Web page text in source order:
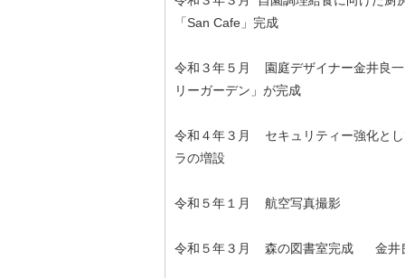
「San Cafe」完成
令和３年５月 園庭デザイナー金井良
リーガーデン」が完成
令和４年３月 セキュリティー強化と
ラの増設
令和５年１月 航空写真撮影
令和５年３月 森の図書室完成 金井